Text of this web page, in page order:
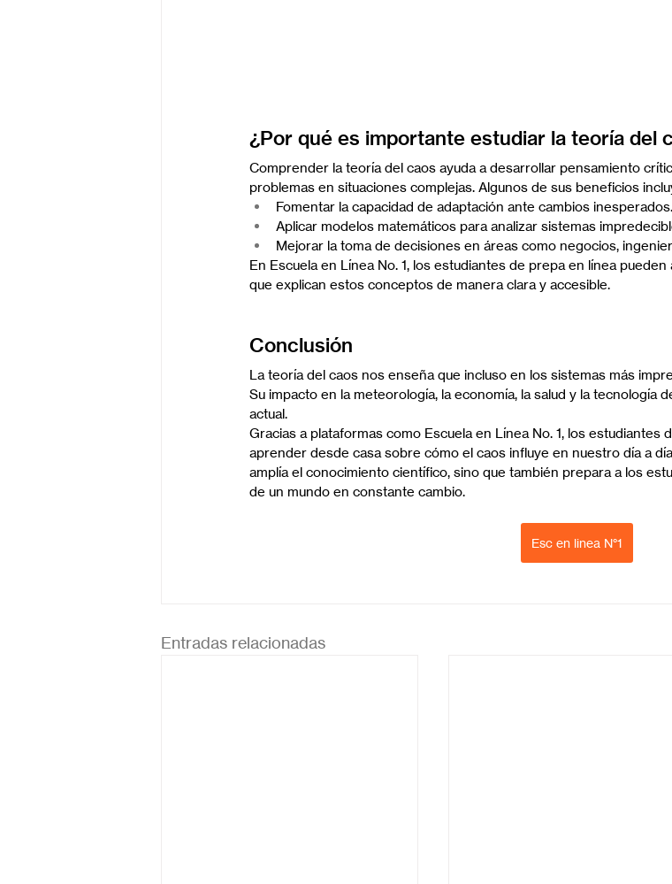
¿Por qué es importante estudiar la teoría del
Comprender la teoría del caos ayuda a desarrollar pensamiento
problemas en situaciones complejas. Algunos de sus beneficios
Fomentar la capacidad de adaptación ante cambios inesperados.
Aplicar modelos matemáticos para analizar sistemas
Mejorar la toma de decisiones en áreas como negocios,
En Escuela en Línea No. 1, los estudiantes de prepa en línea
que explican estos conceptos de manera clara y accesible.
Conclusión
La teoría del caos nos enseña que incluso en los sistemas más
Su impacto en la meteorología, la economía, la salud y la tecnología
actual.
Gracias a plataformas como Escuela en Línea No. 1, los estudiantes
aprender desde casa sobre cómo el caos influye en nuestro día a
amplía el conocimiento científico, sino que también prepara a los
de un mundo en constante cambio.
Esc en linea N°1
Entradas relacionadas